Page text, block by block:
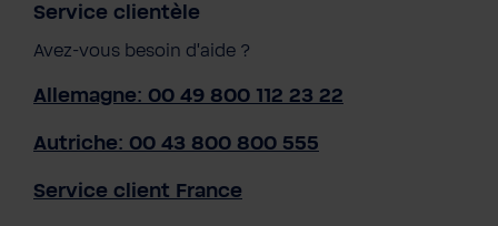
Service clientèle
Avez-vous besoin d'aide ?
Allemagne: 00 49 800 112 23 22
Autriche: 00 43 800 800 555
Service client France